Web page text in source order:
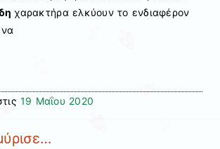
χαρακτήρα ελκύουν το ενδιαφέρον
19 Μαΐου 2020